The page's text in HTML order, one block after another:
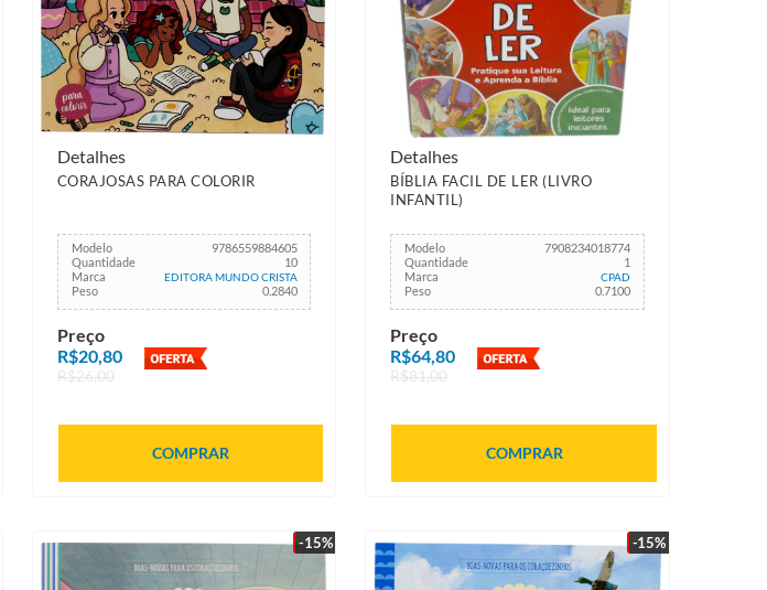
CORAJOSAS PARA COLORIR
Modelo
9786559884605
Quantidade
10
Marca
EDITORA MUNDO CRISTA
Peso 0.2840
Preço
R$20,80
R$26,00
COMPRAR
Detalhes
BÍBLIA FACIL DE LER (LIVRO
INFANTIL)
Modelo
7908234018774
Quantidade
1
Marca
CPAD
Peso 0.7100
Preço
R$64,80
R$81,00
COMPRAR
Detalhes
-15% -15%